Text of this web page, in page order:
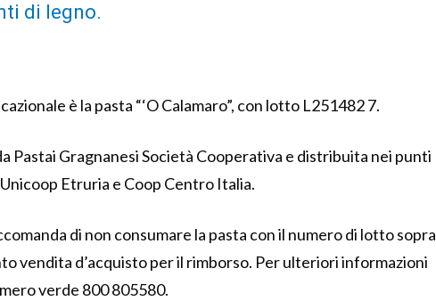
di legno.
è la pasta “‘O Calamaro”, con lotto L251482 7.
Pastai Gragnanesi Società Cooperativa e distribuita nei punti
Etruria e Coop Centro Italia.
di non consumare la pasta con il numero di lotto sopra
vendita d’acquisto per il rimborso. Per ulteriori informazioni
verde 800 805580.